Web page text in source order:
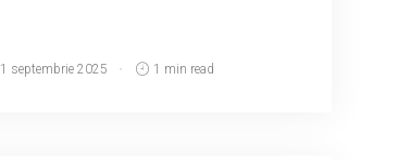
1 septembrie 2025 1 min read